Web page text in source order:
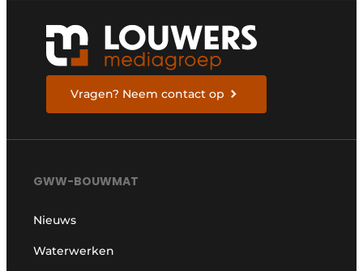
Vragen? Neem contact op
GWW-BOUWMAT
Nieuws
Waterwerken